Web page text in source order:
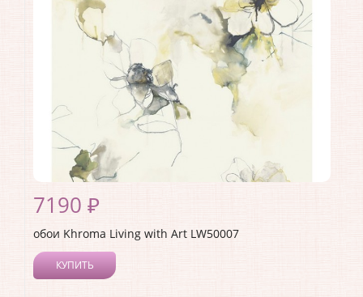
Материал основы:
Раппорт:68
7190 ₽
обои Khroma Living with Art LW50007
КУПИТЬ